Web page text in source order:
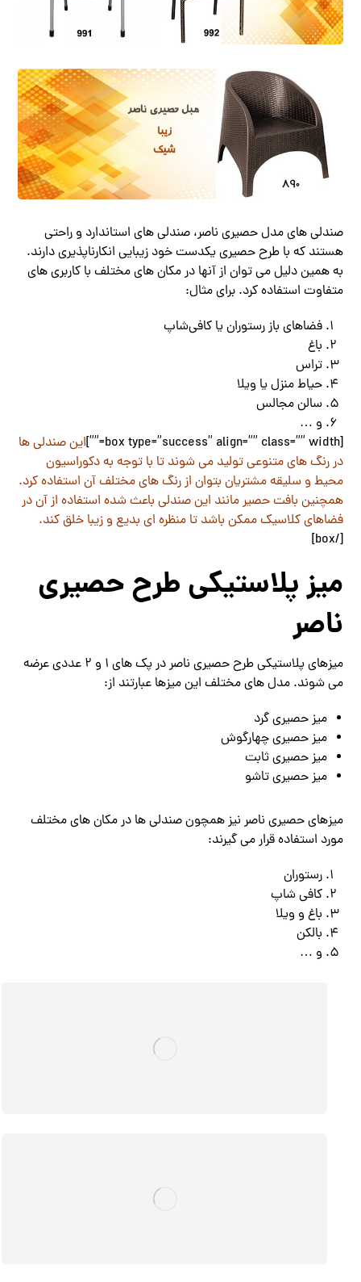
صندلی های مدل حصیری ناصر، صندلی های استاندارد و راحتی
هستند که با طرح حصیری یکدست خود زیبایی انکارناپذیری دارند.
به همین دلیل می توان از آنها در مکان های مختلف با کاربری های
متفاوت استفاده کرد. برای مثال:
فضاهای باز رستوران یا کافی‌شاپ
باغ
تراس
حیاط منزل یا ویلا
سالن مجالس
و …
[box type=”success” align=”” class=”” width=””]
این صندلی ها
در رنگ های متنوعی تولید می شوند تا با توجه به دکوراسیون
محیط و سلیقه مشتریان بتوان از رنگ های مختلف آن استفاده کرد.
همچنین بافت حصیر مانند این صندلی باعث شده استفاده از آن در
فضاهای کلاسیک ممکن باشد تا منظره ای بدیع و زیبا خلق کند.
[/box]
میز پلاستیکی طرح حصیری
ناصر
میزهای پلاستیکی طرح حصیری ناصر در پک های 1 و 2 عددی عرضه
می شوند. مدل های مختلف این میزها عبارتند از:
میز حصیری گرد
میز حصیری چهارگوش
میز حصیری ثابت
میز حصیری تاشو
میزهای حصیری ناصر نیز همچون صندلی ها در مکان های مختلف
مورد استفاده قرار می گیرند:
رستوران
کافی شاپ
باغ و ویلا
بالکن
و …